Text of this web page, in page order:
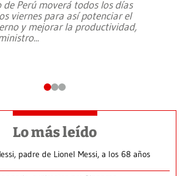
de Perú moverá todos los días
viernes para así potenciar el
y mejorar la productividad,
...
Lo más leído
padre de Lionel Messi, a los 68 años